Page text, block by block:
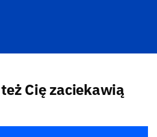
Cię zaciekawią